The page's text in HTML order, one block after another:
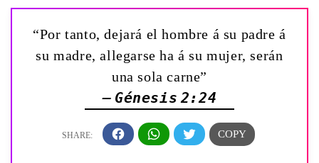
“Por tanto, dejará el hombre á su padre á
su madre, allegarse ha á su mujer, serán
una sola carne”
— Génesis 2:24